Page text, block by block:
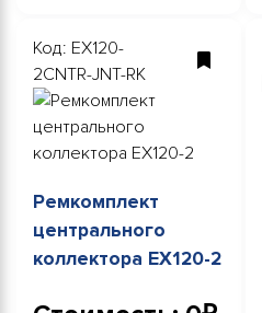
Код: EX120-
2CNTR-JNT-RK
Ремкомплект
центрального
коллектора EX120-2